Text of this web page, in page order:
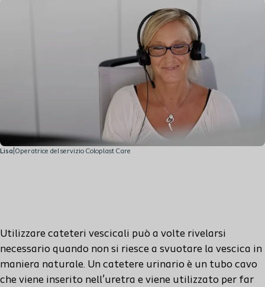
Lisa Operatrice del servizio Coloplast Care
Utilizzare cateteri vescicali può a volte rivelarsi
necessario quando non si riesce a svuotare la vescica in
maniera naturale. Un catetere urinario è un tubo cavo
che viene inserito nell’uretra e viene utilizzato per far